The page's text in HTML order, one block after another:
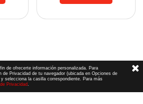
de ofrecerte información personalizada. Para
de Privacidad de tu navegador (ubicada en Opciones de
selecciona la casilla correspondiente. Para más
Privacidad.